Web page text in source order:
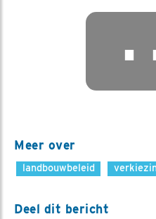
Meer over
landbouwbeleid
Deel dit bericht